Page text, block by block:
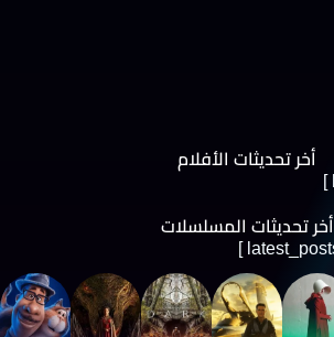
أخر تحديثات الأفلام
أخر تحديثات المسلسلات